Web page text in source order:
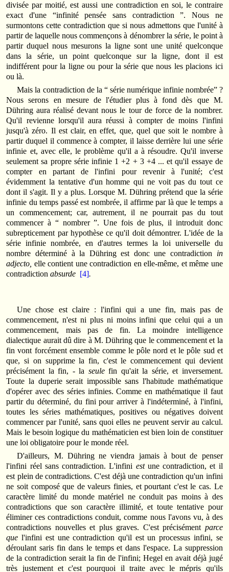
divisée par moitié, est aussi une contradiction en soi, le contraire
exact d'une “infinité pensée sans contradiction ”. Nous ne
surmontons cette contradiction que si nous admettons que l'unité à
partir de laquelle nous commençons à dénombrer la série, le point à
partir duquel nous mesurons la ligne sont une unité quelconque
dans la série, un point quelconque sur la ligne, dont il est
indifférent pour la ligne ou pour la série que nous les placions ici
ou là.
Mais la contradiction de la “ série numérique infinie nombrée” ?
Nous serons en mesure de l'étudier plus à fond dès que M.
Dühring aura réalisé devant nous le tour de force de la nombrer.
Qu'il revienne lorsqu'il aura réussi à compter de moins l'infini
jusqu'à zéro. Il est clair, en effet, que, quel que soit le nombre à
partir duquel il commence à compter, il laisse derrière lui une série
infinie et, avec elle, le problème qu'il a à résoudre. Qu'il inverse
seulement sa propre série infinie 1 +2 + 3 +4 ... et qu'il essaye de
compter en partant de l'infini pour revenir à l'unité; c'est
évidemment la tentative d'un homme qui ne voit pas du tout ce
dont il s'agit. Il y a plus. Lorsque M. Dühring prétend que la série
infinie du temps passé est nombrée, il affirme par là que le temps a
un commencement; car, autrement, il ne pourrait pas du tout
commencer à “ nombrer ”. Une fois de plus, il introduit donc
subrepticement par hypothèse ce qu'il doit démontrer. L'idée de la
série infinie nombrée, en d'autres termes la loi universelle du
nombre déterminé à la Dühring est donc une contradiction in
adjecto, elle contient une contradiction en elle-même, et même une
contradictionabsurde [4].
Une chose est claire : l'infini qui a une fin, mais pas de
commencement, n'est ni plus ni moins infini que celui qui a un
commencement, mais pas de fin. La moindre intelligence
dialectique aurait dû dire à M. Dühring que le commencement et la
fin vont forcément ensemble comme le pôle nord et le pôle sud et
que, si on supprime la fin, c'est le commencement qui devient
précisément la fin, - la seulefin qu'ait la série, et inversement.
Toute la duperie serait impossible sans l'habitude mathématique
d'opérer avec des séries infinies. Comme en mathématique il faut
partir du déterminé, du fini pour arriver à l'indéterminé, à l'infini,
toutes les séries mathématiques, positives ou négatives doivent
commencer par l'unité, sans quoi elles ne peuvent servir au calcul.
Mais le besoin logique du mathématicien est bien loin de constituer
une loi obligatoire pour le monde réel.
D'ailleurs, M. Dühring ne viendra jamais à bout de penser
l'infini réel sans contradiction. L'infini est une contradiction, et il
est plein de contradictions. C'est déjà une contradiction qu'un infini
ne soit composé que de valeurs finies, et pourtant c'est le cas. Le
caractère limité du monde matériel ne conduit pas moins à des
contradictions que son caractère illimité, et toute tentative pour
éliminer ces contradictions conduit, comme nous l'avons vu, à des
contradictions nouvelles et plus graves. C'est précisément parce
quel'infini est une contradiction qu'il est un processus infini, se
déroulant saris fin dans le temps et dans l'espace. La suppression
de la contradiction serait la fin de l'infini; Hegel en avait déjà jugé
très justement et c'est pourquoi il traite avec le mépris qu'ils